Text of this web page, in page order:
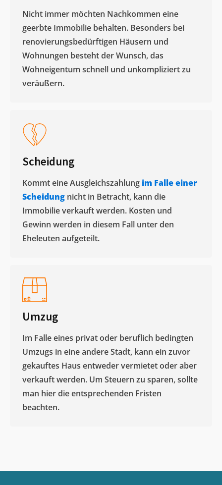
Nicht immer möchten Nachkommen eine
geerbte Immobilie behalten. Besonders bei
renovierungsbedürftigen Häusern und
Wohnungen besteht der Wunsch, das
Wohneigentum schnell und unkompliziert zu
veräußern. ​
Scheidung
Kommt eine Ausgleichszahlung im Falle einer
Scheidung nicht in Betracht, kann die
Immobilie verkauft werden. Kosten und
Gewinn werden in diesem Fall unter den
Eheleuten aufgeteilt.​
Umzug
Im Falle eines privat oder beruflich bedingten
Umzugs in eine andere Stadt, kann ein zuvor
gekauftes Haus entweder vermietet oder aber
verkauft werden. Um Steuern zu sparen, sollte
man hier die entsprechenden Fristen
beachten.